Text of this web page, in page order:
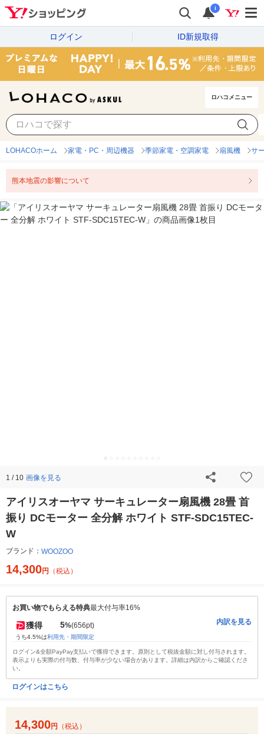
i
ログイン ID新規取得
ロハコメニュー
LOHACOホーム 家電・PC・周辺機器 季節家電・空調家電 扇風機 サ
熊本地震の影響について
1 / 10 画像を見る
アイリスオーヤマ サーキュレーター扇風機 28畳 首
振り DCモーター 全分解 ホワイト STF-SDC15TEC-
W
ブランド： WOOZOO
14,300円 （税込）
お買い物でもらえる特典最大付与率16%
獲得 5%(656pt)
うち4.5%は利用先・期間限定
内訳を見る
ログイン&全額PayPay支払いで獲得できます。原則として税抜金額に対し付与されます。
表示よりも実際の付与数、付与率が少ない場合があります。詳細は内訳からご確認くださ
い。
ログインはこちら
14,300円 （税込）